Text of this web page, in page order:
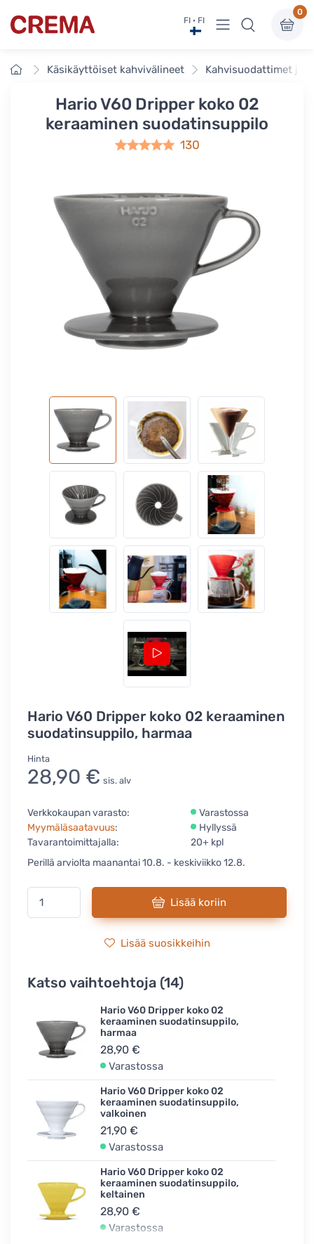
Crema FI · FI Näytä valikko
0
EtusivuKäsikäyttöiset kahvivälineet Kahvisuodattimet ja
Hario V60 Dripper koko 02
keraaminen suodatinsuppilo
130
Hario V60 Dripper koko 02 keraaminen
suodatinsuppilo, harmaa
Hinta
28,90 € sis. alv
Verkkokaupan varasto:
Varastossa
Myymäläsaatavuus:
Hyllyssä
Tavarantoimittajalla:
20+ kpl
Perillä arviolta maanantai 10.8. - keskiviikko 12.8.
Lisää koriin
Lisää suosikkeihin
Katso vaihtoehtoja (14)
Hario V60 Dripper koko 02
keraaminen suodatinsuppilo,
harmaa
28,90 €
Varastossa
Hario V60 Dripper koko 02
keraaminen suodatinsuppilo,
valkoinen
21,90 €
Varastossa
Hario V60 Dripper koko 02
keraaminen suodatinsuppilo,
keltainen
28,90 €
Varastossa